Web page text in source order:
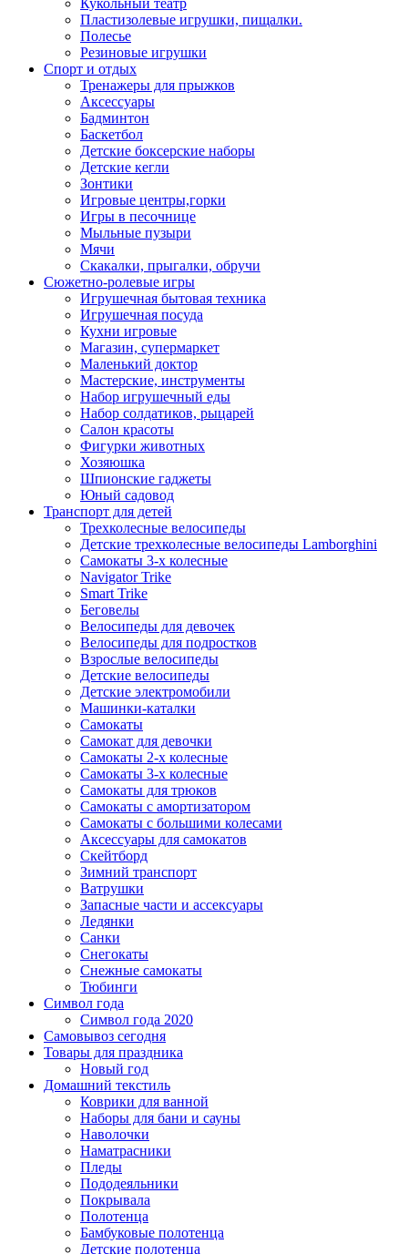
Кукольный театр
Пластизолевые игрушки, пищалки.
Полесье
Резиновые игрушки
Спорт и отдых
Тренажеры для прыжков
Аксессуары
Бадминтон
Баскетбол
Детские боксерские наборы
Детские кегли
Зонтики
Игровые центры,горки
Игры в песочнице
Мыльные пузыри
Мячи
Скакалки, прыгалки, обручи
Сюжетно-ролевые игры
Игрушечная бытовая техника
Игрушечная посуда
Кухни игровые
Магазин, супермаркет
Маленький доктор
Мастерские, инструменты
Набор игрушечный еды
Набор солдатиков, рыцарей
Салон красоты
Фигурки животных
Хозяюшка
Шпионские гаджеты
Юный садовод
Транспорт для детей
Трехколесные велосипеды
Детские трехколесные велосипеды Lamborghini
Самокаты 3-х колесные
Navigator Trike
Smart Trike
Беговелы
Велосипеды для девочек
Велосипеды для подростков
Взрослые велосипеды
Детские велосипеды
Детские электромобили
Машинки-каталки
Самокаты
Самокат для девочки
Самокаты 2-х колесные
Самокаты 3-х колесные
Самокаты для трюков
Самокаты с амортизатором
Самокаты с большими колесами
Аксессуары для самокатов
Скейтборд
Зимний транспорт
Ватрушки
Запасные части и ассексуары
Ледянки
Санки
Снегокаты
Снежные самокаты
Тюбинги
Символ года
Символ года 2020
Самовывоз сегодня
Товары для праздника
Новый год
Домашний текстиль
Коврики для ванной
Наборы для бани и сауны
Наволочки
Наматрасники
Пледы
Пододеяльники
Покрывала
Полотенца
Бамбуковые полотенца
Детские полотенца